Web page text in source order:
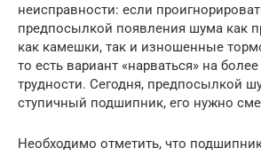
неисправности: если
предпосылкой появления шума как
как камешки, так и изношенные
то есть вариант «нарваться» на
трудности. Сегодня, предпосылкой
ступичный подшипник, его нужно
Необходимо отметить, что